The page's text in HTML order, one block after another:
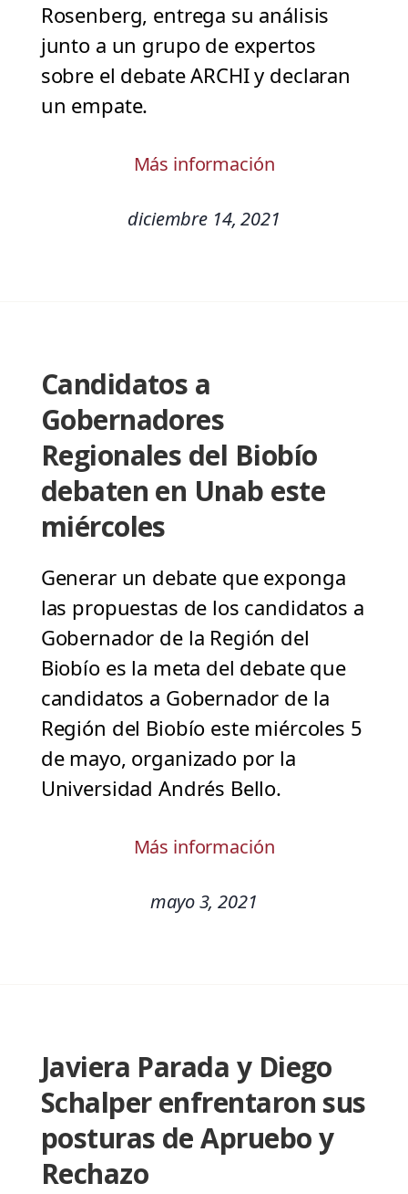
Rosenberg, entrega su análisis
junto a un grupo de expertos
sobre el debate ARCHI y declaran
un empate.
Más información
diciembre 14, 2021
Candidatos a
Gobernadores
Regionales del Biobío
debaten en Unab este
miércoles
Generar un debate que exponga
las propuestas de los candidatos a
Gobernador de la Región del
Biobío es la meta del debate que
candidatos a Gobernador de la
Región del Biobío este miércoles 5
de mayo, organizado por la
Universidad Andrés Bello.
Más información
mayo 3, 2021
Javiera Parada y Diego
Schalper enfrentaron sus
posturas de Apruebo y
Rechazo